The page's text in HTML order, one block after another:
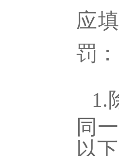
应
罚：
1.
同
以